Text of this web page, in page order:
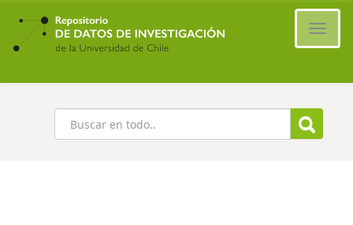
Ir
contenido
principal
Buscar